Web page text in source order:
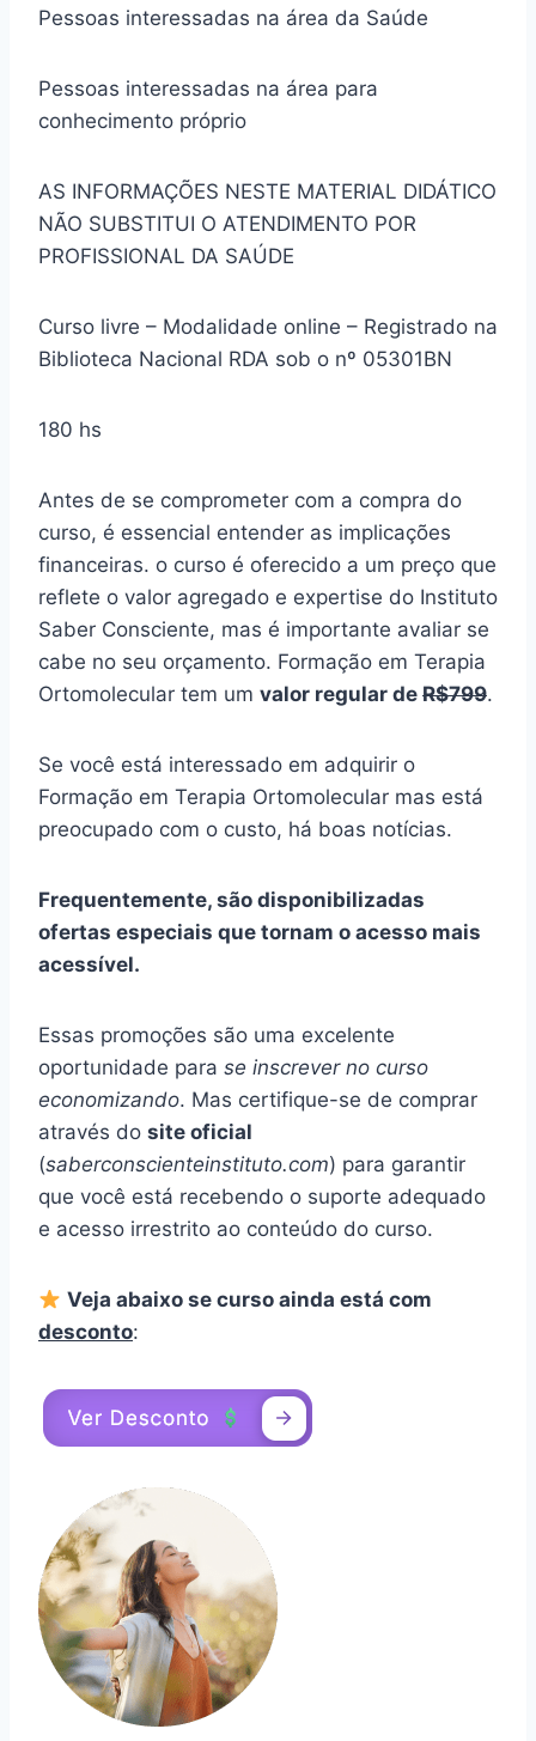
Pessoas interessadas na área da Saúde
Pessoas interessadas na área para
conhecimento próprio
AS INFORMAÇÕES NESTE MATERIAL DIDÁTICO
NÃO SUBSTITUI O ATENDIMENTO POR
PROFISSIONAL DA SAÚDE
Curso livre – Modalidade online – Registrado na
Biblioteca Nacional RDA sob o nº 05301BN
180 hs
Antes de se comprometer com a compra do
curso, é essencial entender as implicações
financeiras. o curso é oferecido a um preço que
reflete o valor agregado e expertise do Instituto
Saber Consciente, mas é importante avaliar se
cabe no seu orçamento. Formação em Terapia
Ortomolecular tem um valor regular de R$799.
Se você está interessado em adquirir o
Formação em Terapia Ortomolecular mas está
preocupado com o custo, há boas notícias.
Frequentemente, são disponibilizadas
ofertas especiais que tornam o acesso mais
acessível.
Essas promoções são uma excelente
oportunidade para se inscrever no curso
economizando. Mas certifique-se de comprar
através do site oficial
(saberconscienteinstituto.com) para garantir
que você está recebendo o suporte adequado
e acesso irrestrito ao conteúdo do curso.
Veja abaixo se curso ainda está com
desconto: